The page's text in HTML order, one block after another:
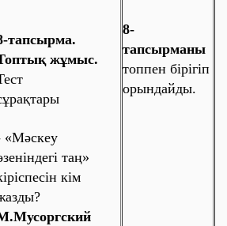
тапсырма.
жұмыс.
«Мәскеу
таң»
кім
8-
тапсырманы
топпен бірігіп
орындайды.